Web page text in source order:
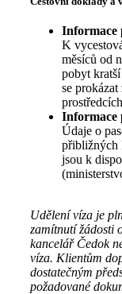
Informace
K
měsíců od
pobyt
se
Informace
Údaje o
přibližných
jsou k
Udělení víza je
zamítnutí žádosti
kancelář Čedok
víza. Klientům
dostatečným
požadované